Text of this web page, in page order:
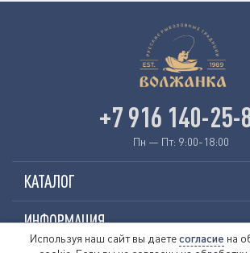
КАТАЛОГ
ИНФОРМАЦИЯ
+7 916 140-25-
Пн — Пт: 9:00-18:00
Используя наш сайт вы даетесогласие на